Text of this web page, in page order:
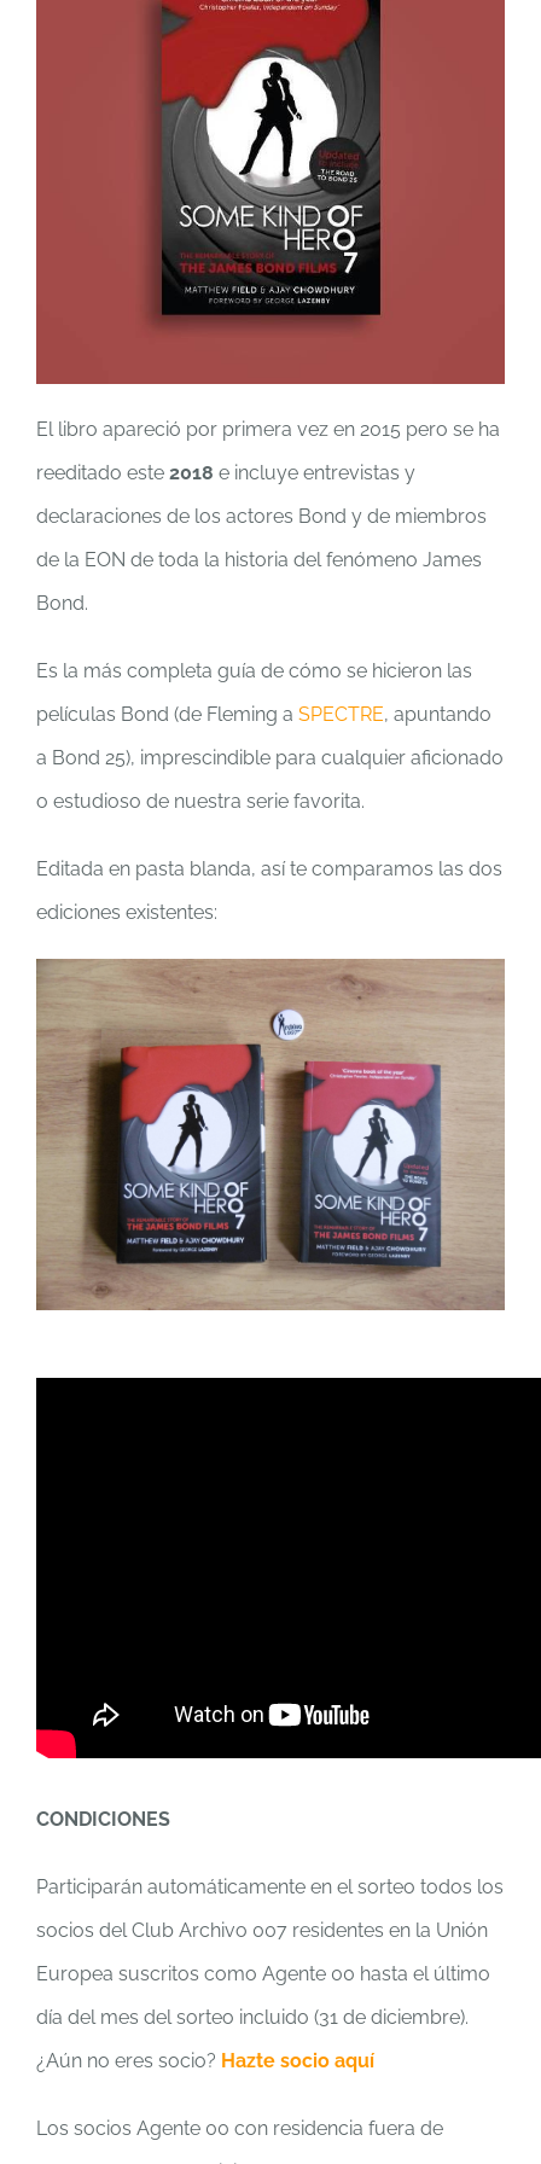
El libro apareció por primera vez en 2015 pero se ha
reeditado este 2018 e incluye entrevistas y
declaraciones de los actores Bond y de miembros
de la EON de toda la historia del fenómeno James
Bond.
Es la más completa guía de cómo se hicieron las
películas Bond (de Fleming a SPECTRE, apuntando
a Bond 25), imprescindible para cualquier aficionado
o estudioso de nuestra serie favorita.
Editada en pasta blanda, así te comparamos las dos
ediciones existentes:
CONDICIONES
Participarán automáticamente en el sorteo todos los
socios del Club Archivo 007 residentes en la Unión
Europea suscritos como Agente 00 hasta el último
día del mes del sorteo incluido (31 de diciembre).
¿Aún no eres socio? Hazte socio aquí
Los socios Agente 00 con residencia fuera de